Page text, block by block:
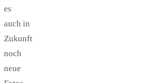
es
auch in
Zukunft
noch
neue